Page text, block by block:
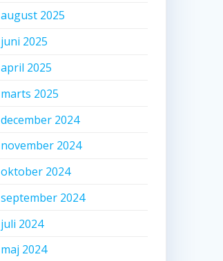
august 2025
juni 2025
april 2025
marts 2025
december 2024
november 2024
oktober 2024
september 2024
juli 2024
maj 2024